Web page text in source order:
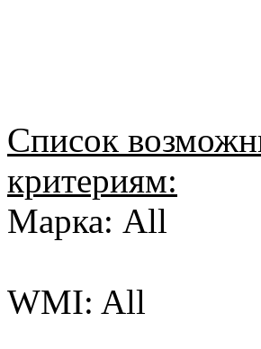
Список
критериям:
Марка: All
WMI: All